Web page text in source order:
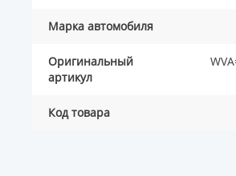
Марка автомобиля
Оригинальный
артикул
Код товара